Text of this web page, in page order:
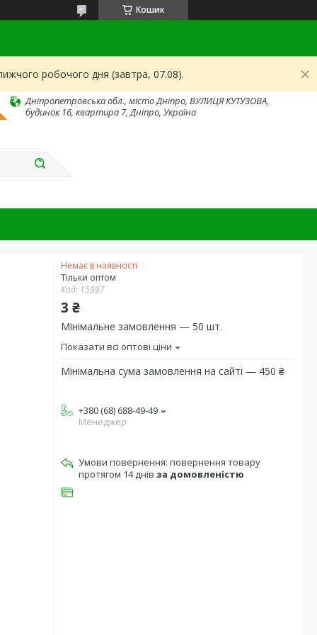
Кошик
робочого дня (завтра, 07.08).
Дніпропетровська обл., місто Дніпро, ВУЛИЦЯ КУТУЗОВА,
будинок 16, квартира 7, Дніпро, Україна
Немає в наявності
Тільки оптом
Код: 15997
3 ₴
Мінімальне замовлення — 50 шт.
Показати всі оптові ціни
Мінімальна сума замовлення на сайті — 450 ₴
+380 (68) 688-49-49
Менеджер
повернення товару
протягом 14 днів за домовленістю